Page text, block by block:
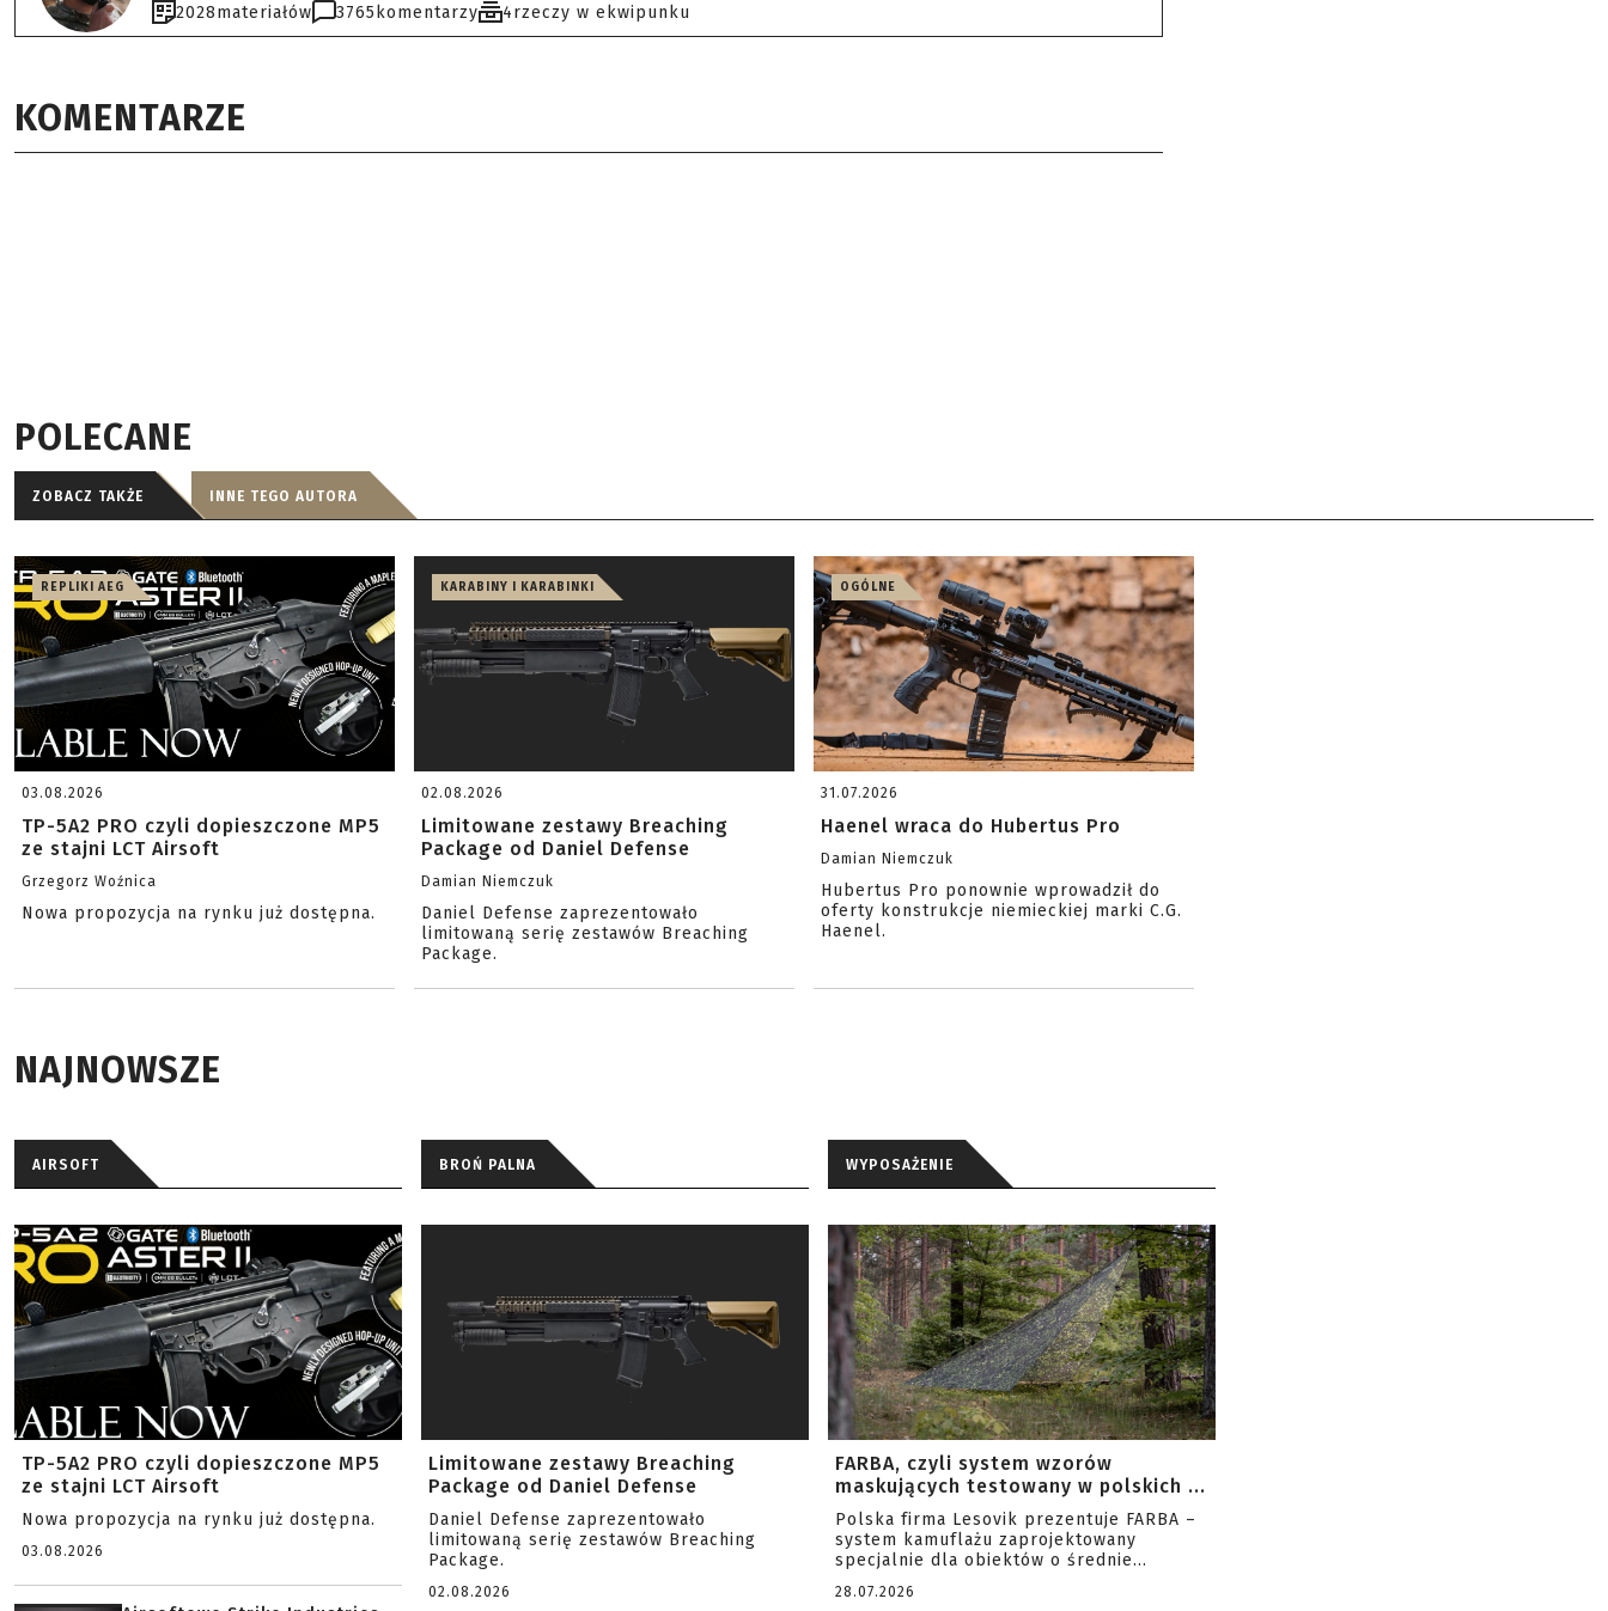
2028materiałów 3765 komentarzy 4rzeczy w ekwipunku
KOMENTARZE
POLECANE
ZOBACZ TAKŻE INNE TEGO AUTORA
REPLIKI AEG
03.08.2026
TP-5A2 PRO czyli dopieszczone MP5
ze stajni LCT Airsoft
Grzegorz Woźnica
Nowa propozycja na rynku już dostępna.
KARABINY I KARABINKI
02.08.2026
Limitowane zestawy Breaching
Package od Daniel Defense
Damian Niemczuk
Daniel Defense zaprezentowało
limitowaną serię zestawów Breaching
Package.
OGÓLNE
31.07.2026
Haenel wraca do Hubertus Pro
Damian Niemczuk
Hubertus Pro ponownie wprowadził do
oferty konstrukcje niemieckiej marki C.G.
Haenel.
NAJNOWSZE
AIRSOFT
TP-5A2 PRO czyli dopieszczone MP5
ze stajni LCT Airsoft
Nowa propozycja na rynku już dostępna.
03.08.2026
BROŃ PALNA
Limitowane zestawy Breaching
Package od Daniel Defense
Daniel Defense zaprezentowało
limitowaną serię zestawów Breaching
Package.
02.08.2026
WYPOSAŻENIE
FARBA, czyli system wzorów
maskujących testowany w polskich ...
Polska firma Lesovik prezentuje FARBA –
system kamuflażu zaprojektowany
specjalnie dla obiektów o średnie...
28.07.2026